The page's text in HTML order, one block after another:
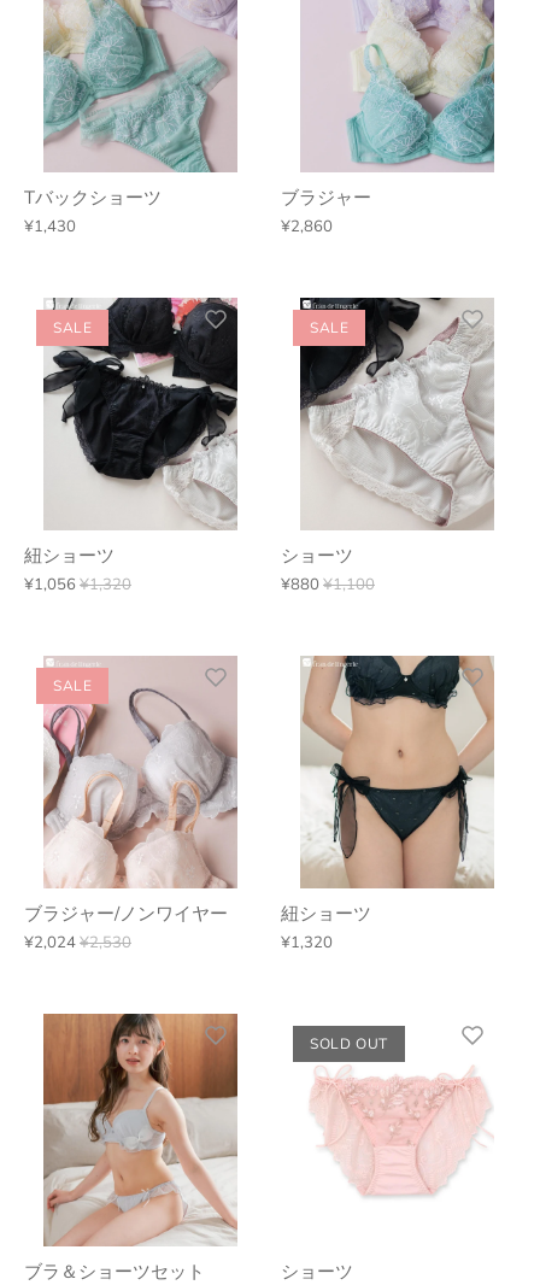
Tバックショーツ
¥1,430
ブラジャー
¥2,860
SALE
紐ショーツ
¥1,056 ¥1,320
SALE
ショーツ
¥880 ¥1,100
SALE
ブラジャー/ノンワイヤー
¥2,024¥2,530
紐ショーツ
¥1,320
ブラ＆ショーツセット
SOLD OUT
ショーツ